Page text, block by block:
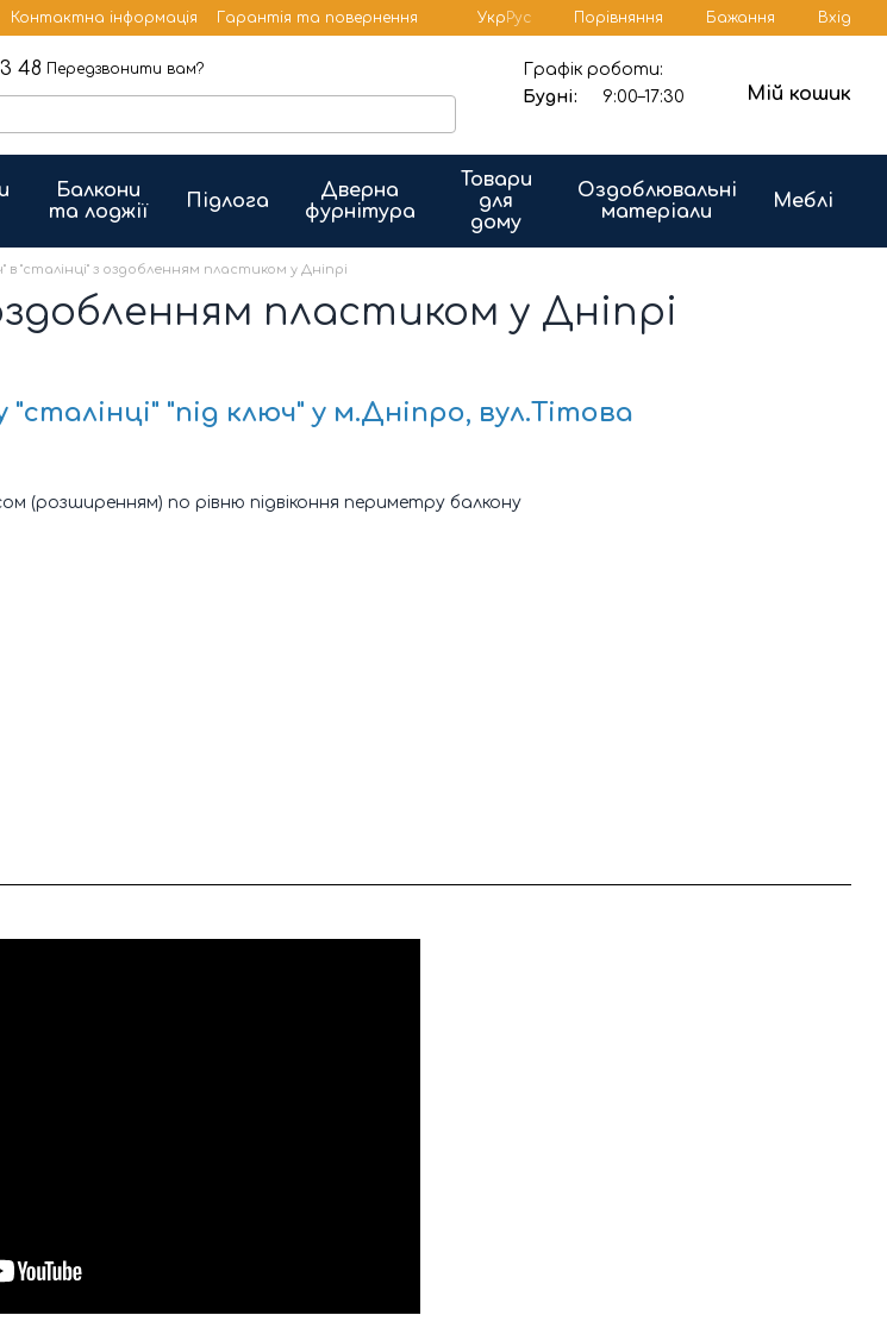
Контактна інформація
Гарантія та повернення
Укр Рус Порівняння Бажання Вхід
48 Передзвонити вам?
Графік роботи:
Будні:
9:00–17:30 Мій кошик
Балкони
та лоджії
Підлога
Дверна
фурнітура
Товари
для
дому
Оздоблювальні
матеріали
Меблі
в "сталінці" з оздобленням пластиком у Дніпрі
пластиком у Дніпрі
"під ключ" у м.Дніпро, вул.Тітова
(розширенням) по рівню підвіконня периметру балкону